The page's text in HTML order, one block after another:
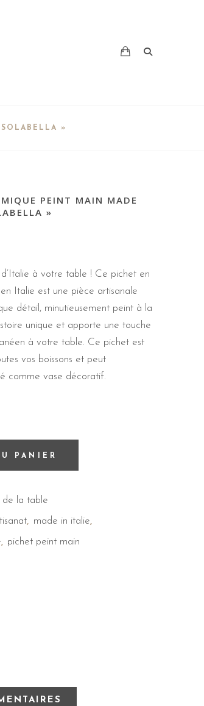
»
PEINT MAIN MADE
»
à votre table ! Ce pichet en
Italie est une pièce artisanale
détail, minutieusement peint à la
unique et apporte une touche
à votre table. Ce pichet est
vos boissons et peut
comme vase décoratif.
PANIER
de la table
, made in italie,
, pichet peint main